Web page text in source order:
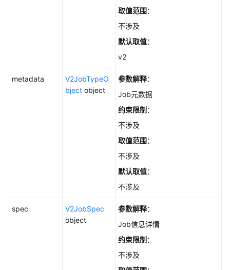
取值范围：
不涉及
默认取值：
v2
metadata
V2JobTypeO
bject object
参数解释：
Job元数据
约束限制 ：
不涉及
取值范围：
不涉及
默认取值：
不涉及
spec
V2JobSpec
object
参数解释：
Job信息详情
约束限制 ：
不涉及